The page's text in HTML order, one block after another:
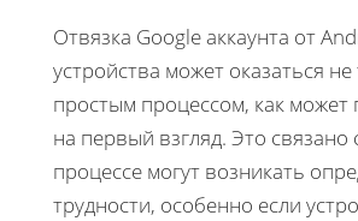
Отвязка Google аккаунта от
устройства может оказаться не
простым процессом, как может
на первый взгляд. Это связано
процессе могут возникать
трудности, особенно если